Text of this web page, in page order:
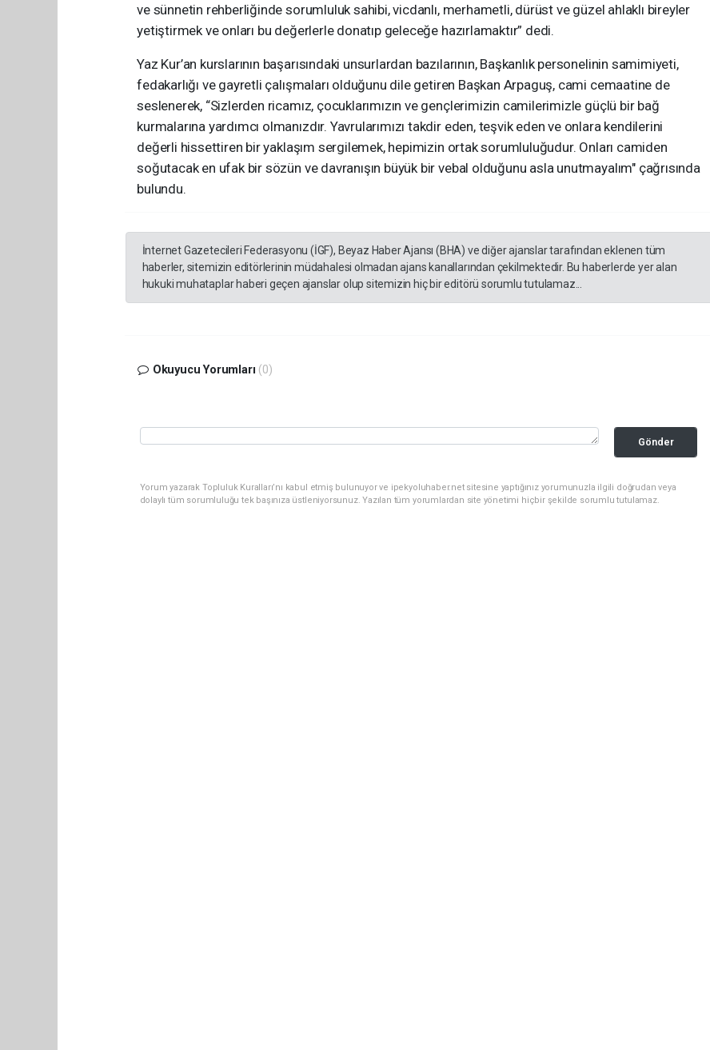
ve sünnetin rehberliğinde sorumluluk sahibi, vicdanlı, merhametli, dürüst ve güzel ahlaklı bireyler
yetiştirmek ve onları bu değerlerle donatıp geleceğe hazırlamaktır” dedi.
Yaz Kur’an kurslarının başarısındaki unsurlardan bazılarının, Başkanlık personelinin samimiyeti,
fedakarlığı ve gayretli çalışmaları olduğunu dile getiren Başkan Arpaguş, cami cemaatine de
seslenerek, “Sizlerden ricamız, çocuklarımızın ve gençlerimizin camilerimizle güçlü bir bağ
kurmalarına yardımcı olmanızdır. Yavrularımızı takdir eden, teşvik eden ve onlara kendilerini
değerli hissettiren bir yaklaşım sergilemek, hepimizin ortak sorumluluğudur. Onları camiden
soğutacak en ufak bir sözün ve davranışın büyük bir vebal olduğunu asla unutmayalım" çağrısında
bulundu.
İnternet Gazetecileri Federasyonu (İGF), Beyaz Haber Ajansı (BHA) ve diğer ajanslar tarafından eklenen tüm
haberler, sitemizin editörlerinin müdahalesi olmadan ajans kanallarından çekilmektedir. Bu haberlerde yer alan
hukuki muhataplar haberi geçen ajanslar olup sitemizin hiç bir editörü sorumlu tutulamaz...
Okuyucu Yorumları (0)
Gönder
Yorum yazarak Topluluk Kuralları’nı kabul etmiş bulunuyor ve ipekyoluhaber.net sitesine yaptığınız yorumunuzla ilgili doğrudan veya
dolaylı tüm sorumluluğu tek başınıza üstleniyorsunuz. Yazılan tüm yorumlardan site yönetimi hiçbir şekilde sorumlu tutulamaz.